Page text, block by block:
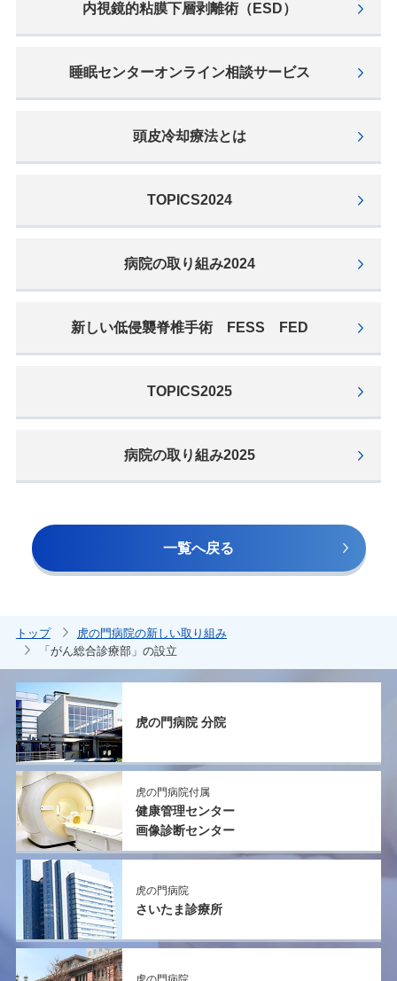
内視鏡的粘膜下層剥離術（ESD）
睡眠センターオンライン相談サービス
頭⽪冷却療法とは
TOPICS2024
病院の取り組み2024
新しい低侵襲脊椎手術 FESS FED
TOPICS2025
病院の取り組み2025
⼀覧へ戻る
トップ
虎の門病院の新しい取り組み
「がん総合診療部」の設立
虎の門病院 分院
虎の門病院付属
健康管理センター
画像診断センター
虎の門病院
さいたま診療所